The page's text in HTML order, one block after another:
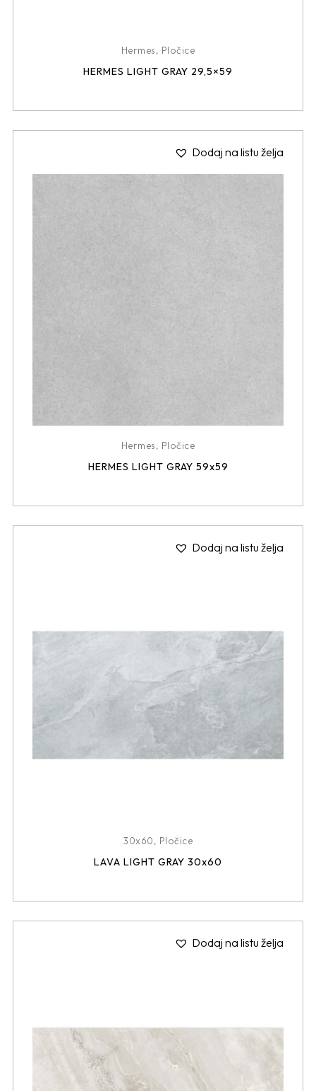
Hermes, Pločice
HERMES LIGHT GRAY 29,5×59
Dodaj na listu želja
Hermes, Pločice
HERMES LIGHT GRAY 59x59
Dodaj na listu želja
30x60, Pločice
LAVA LIGHT GRAY 30x60
Dodaj na listu želja